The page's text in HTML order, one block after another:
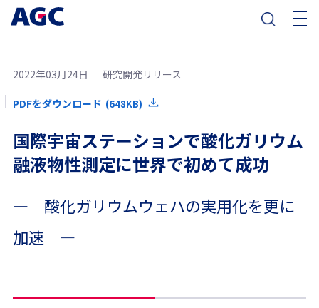
2022年03月24日 研究開発リリース
PDFをダウンロード (648KB)
国際宇宙ステーションで酸化ガリウム
融液物性測定に世界で初めて成功
― 酸化ガリウムウェハの実用化を更に
加速 ―